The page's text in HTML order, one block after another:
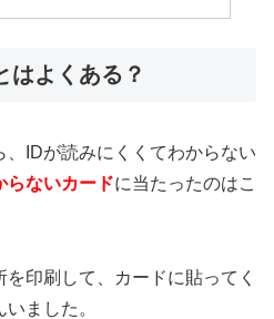
はよくある？
IDが読みにくくてわからない
らないカードに当たったのはこ
印刷して、カードに貼ってく
ました。